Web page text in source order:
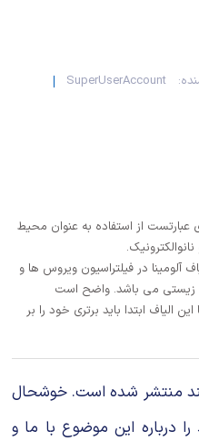
SuperUserAccount
عبارتست از استفاده به عنوان محیط
آلومینا در فیلتراسیون ویروس ها و
زیستی می باشد. واضح است
الیاف ابتدا باید برتری خود را بر
منتشر شده است. خوشحال
درباره این موضوع با ما و